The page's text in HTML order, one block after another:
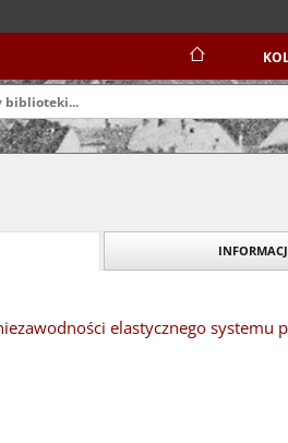
elastycznego systemu